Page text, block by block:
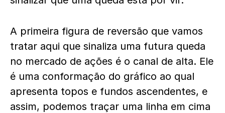
A primeira figura de reversão que vamos
tratar aqui que sinaliza uma futura queda
no mercado de ações é o canal de alta. Ele
é uma conformação do gráfico ao qual
apresenta topos e fundos ascendentes, e
assim, podemos traçar uma linha em cima